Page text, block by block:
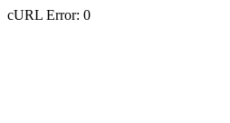
cURL Error: 0